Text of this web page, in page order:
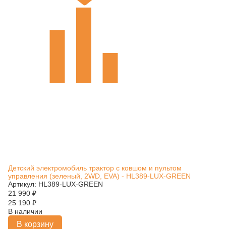
Детский электромобиль трактор с ковшом и пультом
управления (зеленый, 2WD, EVA) - HL389-LUX-GREEN
Артикул: HL389-LUX-GREEN
21 990 ₽
25 190 ₽
В наличии
В корзину